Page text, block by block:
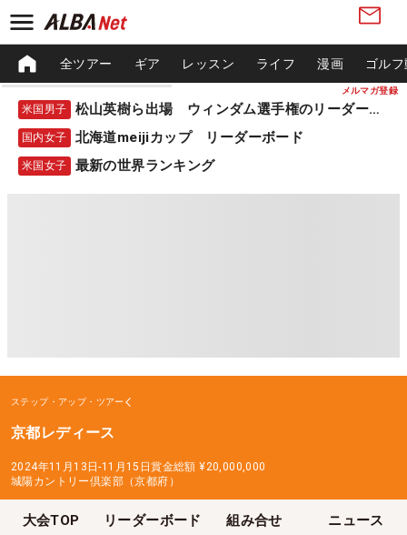
メルマガ登録
全ツアー ギア レッスン ライフ 漫画 ゴル
米国男子 松山英樹ら出場 ウィンダム選手権のリーダーボード
国内女子 北海道meijiカップ リーダーボード
米国女子 最新の世界ランキング
ステップ・アップ・ツアー
京都レディース
2024年11月13日-11月15日賞金総額 ¥20,000,000
城陽カントリー倶楽部（京都府）
大会TOP リーダーボード 組み合せ ニュース